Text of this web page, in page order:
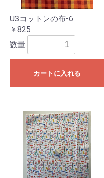
USコットンの布-6
￥825
数量
カートに入れる